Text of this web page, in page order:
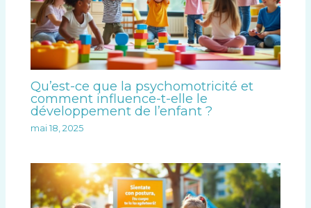
Qu’est-ce que la psychomotricité et
comment influence-t-elle le
développement de l’enfant ?
mai 18, 2025